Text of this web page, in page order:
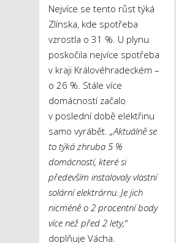
Nejvíce se tento růst týká
Zlínska, kde spotřeba
vzrostla o 31 %. U plynu
poskočila nejvíce spotřeba
v kraji Královéhradeckém –
o 26 %. Stále více
domácností začalo
v poslední době elektřinu
samo vyrábět. „Aktuálně se
to týká zhruba 5 %
domácností, které si
především instalovaly vlastní
solární elektrárnu. Je jich
nicméně o 2 procentní body
více než před 2 lety,“
doplňuje Vácha.